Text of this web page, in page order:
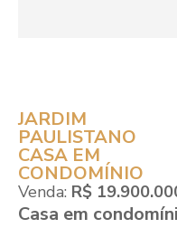
JARDIM
PAULISTANO
CASA EM
CONDOMÍNIO
Venda: R$
Casa em